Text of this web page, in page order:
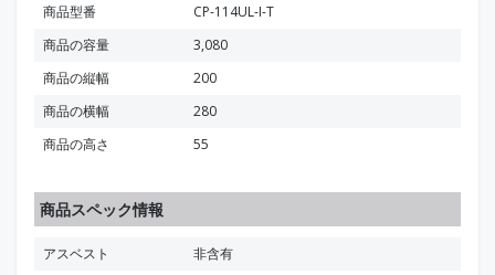
商品型番
CP-114UL-I-T
商品の容量
3,080
商品の縦幅
200
商品の横幅
280
商品の高さ
55
商品スペック情報
アスベスト
非含有